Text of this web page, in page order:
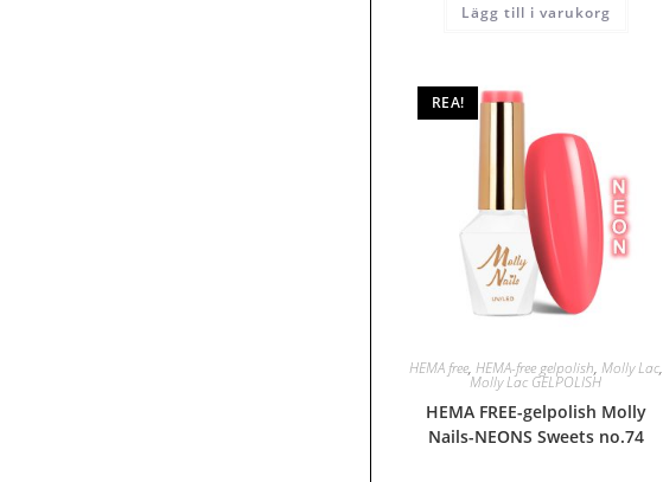
Lägg till i varukorg
REA!
HEMA free, HEMA-free gelpolish, Molly Lac,
Molly Lac GELPOLISH
HEMA FREE-gelpolish Molly
Nails-NEONS Sweets no.74